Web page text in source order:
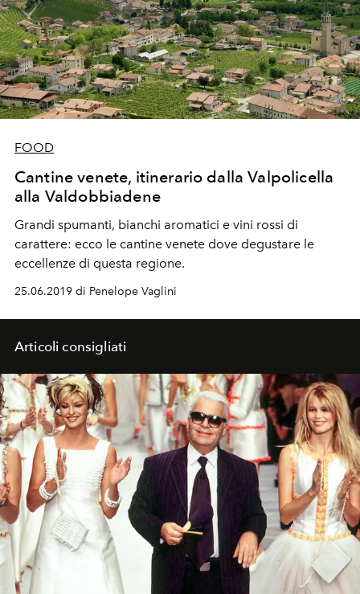
FOOD
Cantine venete, itinerario dalla Valpolicella
alla Valdobbiadene
Grandi spumanti, bianchi aromatici e vini rossi di
carattere: ecco le cantine venete dove degustare le
eccellenze di questa regione.
25.06.2019 di Penelope Vaglini
Articoli consigliati